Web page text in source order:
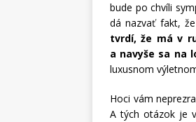
bude po chvíli
dá nazvať fakt,
tvrdí, že má v
a navyše sa na
luxusnom
Hoci vám
A tých otázok je